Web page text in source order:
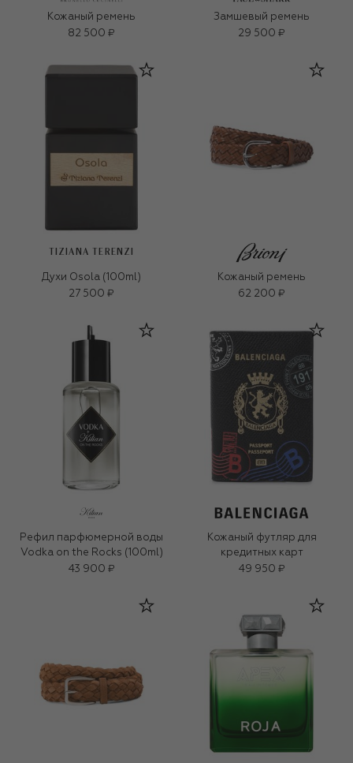
Кожаный ремень
82 500 ₽
Замшевый ремень
29 500 ₽
TIZIANA TERENZI
Духи Osola (100ml)
27 500 ₽
Кожаный ремень
62 200 ₽
Рефил парфюмерной воды
Vodka on the Rocks (100ml)
43 900 ₽
Кожаный футляр для
кредитных карт
49 950 ₽